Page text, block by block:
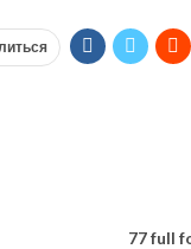
77 full